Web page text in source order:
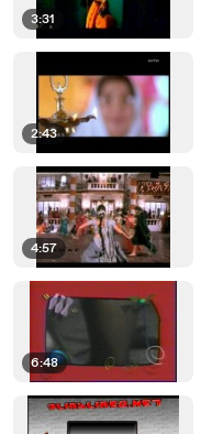
3:31
2:43
4:57
6:48